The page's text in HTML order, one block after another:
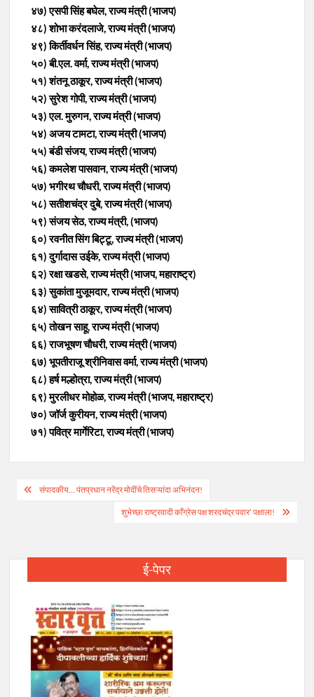
४७) एसपी सिंह बघेल, राज्य मंत्री (भाजप)
४८) शोभा करंदलाजे, राज्य मंत्री (भाजप)
४९) किर्तीवर्धन सिंह, राज्य मंत्री (भाजप)
५०) बी.एल. वर्मा, राज्य मंत्री (भाजप)
५१) शंतनू ठाकूर, राज्य मंत्री (भाजप)
५२) सुरेश गोपी, राज्य मंत्री (भाजप)
५३) एल. मुरुगन, राज्य मंत्री (भाजप)
५४) अजय टामटा, राज्य मंत्री (भाजप)
५५) बंडी संजय, राज्य मंत्री (भाजप)
५६) कमलेश पासवान, राज्य मंत्री (भाजप)
५७) भगीरथ चौधरी, राज्य मंत्री (भाजप)
५८) सतीशचंद्र दुबे, राज्य मंत्री (भाजप)
५९) संजय सेठ, राज्य मंत्री, (भाजप)
६०) रवनीत सिंग बिट्टू, राज्य मंत्री (भाजप)
६१) दुर्गादास उईके, राज्य मंत्री (भाजप)
६२) रक्षा खडसे, राज्य मंत्री (भाजप, महाराष्ट्र)
६३) सुकांता मुजूमदार, राज्य मंत्री (भाजप)
६४) सावित्री ठाकूर, राज्य मंत्री (भाजप)
६५) तोखन साहू, राज्य मंत्री (भाजप)
६६) राजभूषण चौधरी, राज्य मंत्री (भाजप)
६७) भूपतीराजू श्रीनिवास वर्मा, राज्य मंत्री (भाजप)
६८) हर्ष मल्होत्रा, राज्य मंत्री (भाजप)
६९) मुरलीधर मोहोळ, राज्य मंत्री (भाजप, महाराष्ट्र)
७०) जॉर्ज कुरीयन, राज्य मंत्री (भाजप)
७१) पवित्र मार्गेरिटा, राज्य मंत्री (भाजप)
Postसंपादकीय… पंतप्रधान नरेंद्र मोदींचे तिसऱ्यांदा अभिनंदन!
शुभेच्छा राष्ट्रवादी काँग्रेस पक्ष शरदचंद्र पवार’ पक्षाला!
ई-पेपर